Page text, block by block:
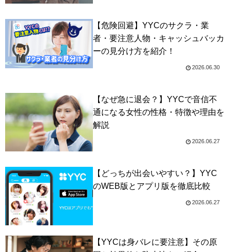
【危険回避】YYCのサクラ・業
者・要注意人物・キャッシュバッカ
ーの見分け方を紹介！
2026.06.30
【なぜ急に退会？】YYCで音信不
通になる女性の性格・特徴や理由を
解説
2026.06.27
【どっちが出会いやすい？】YYC
のWEB版とアプリ版を徹底比較
2026.06.27
【YYCは身バレに要注意】その原